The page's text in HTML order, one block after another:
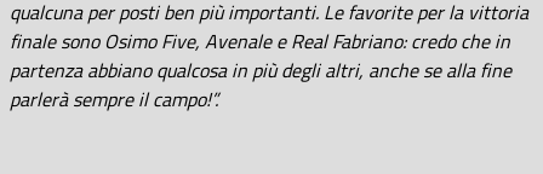
qualcuna per posti ben più importanti. Le favorite per la vittoria
finale sono Osimo Five, Avenale e Real Fabriano: credo che in
partenza abbiano qualcosa in più degli altri, anche se alla fine
parlerà sempre il campo!”.